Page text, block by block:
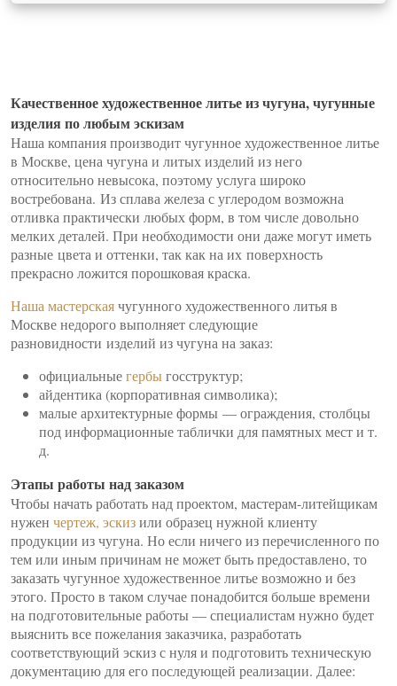
Качественное художественное литье из чугуна, чугунные
изделия по любым эскизам
Наша компания производит чугунное художественное литье
в Москве, цена чугуна и литых изделий из него
относительно невысока, поэтому услуга широко
востребована. Из сплава железа с углеродом возможна
отливка практически любых форм, в том числе довольно
мелких деталей. При необходимости они даже могут иметь
разные цвета и оттенки, так как на их поверхность
прекрасно ложится порошковая краска.
Наша мастерскаячугунного художественного литья в
Москве недорого выполняет следующие
разновидности изделий из чугуна на заказ:
официальныегербыгосструктур;
айдентика (корпоративная символика);
малые архитектурные формы — ограждения, столбцы
под информационные таблички для памятных мест и т.
д.
Этапы работы над заказом
Чтобы начать работать над проектом, мастерам-литейщикам
нужен чертеж, эскизили образец нужной клиенту
продукции из чугуна. Но если ничего из перечисленного по
тем или иным причинам не может быть предоставлено, то
заказать чугунное художественное литье возможно и без
этого. Просто в таком случае понадобится больше времени
на подготовительные работы — специалистам нужно будет
выяснить все пожелания заказчика, разработать
соответствующий эскиз с нуля и подготовить техническую
документацию для его последующей реализации. Далее: